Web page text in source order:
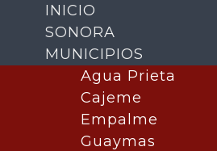
INICIO
SONORA
MUNICIPIOS
Agua Prieta
Cajeme
Empalme
Guaymas